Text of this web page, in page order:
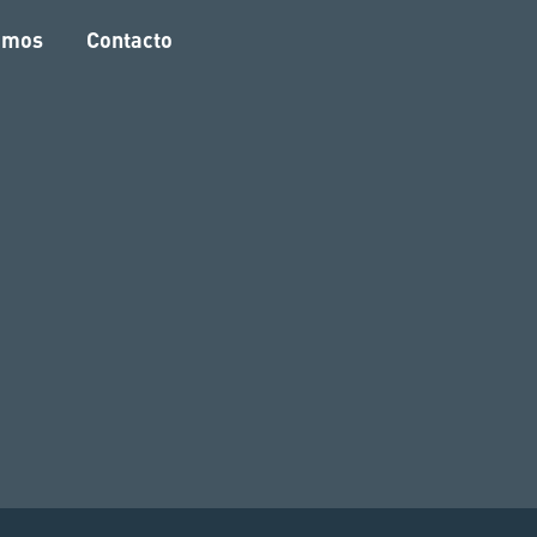
Contacto